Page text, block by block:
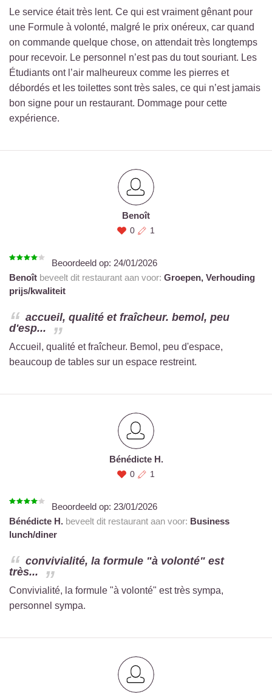
Le service était très lent. Ce qui est vraiment gênant pour
une Formule à volonté, malgré le prix onéreux, car quand
on commande quelque chose, on attendait très longtemps
pour recevoir. Le personnel n’est pas du tout souriant. Les
Étudiants ont l’air malheureux comme les pierres et
débordés et les toilettes sont très sales, ce qui n’est jamais
bon signe pour un restaurant. Dommage pour cette
expérience.
Benoît
0 1
Beoordeeld op: 24/01/2026
Benoît beveelt dit restaurant aan voor: Groepen, Verhouding
prijs/kwaliteit
accueil, qualité et fraîcheur. bemol, peu
d'esp...
Accueil, qualité et fraîcheur. Bemol, peu d'espace,
beaucoup de tables sur un espace restreint.
Bénédicte H.
0 1
Beoordeeld op: 23/01/2026
Bénédicte H. beveelt dit restaurant aan voor: Business
lunch/diner
convivialité, la formule "à volonté" est
très...
Convivialité, la formule "à volonté" est très sympa,
personnel sympa.